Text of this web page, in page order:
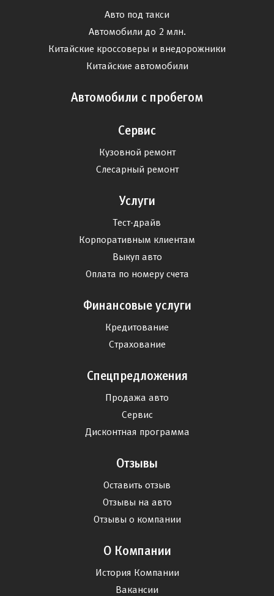
Авто под такси
Автомобили до 2 млн.
Китайские кроссоверы и внедорожники
Китайские автомобили
Автомобили с пробегом
Сервис
Кузовной ремонт
Слесарный ремонт
Услуги
Тест-драйв
Корпоративным клиентам
Выкуп авто
Оплата по номеру счета
Финансовые услуги
Кредитование
Страхование
Спецпредложения
Продажа авто
Сервис
Дисконтная программа
Отзывы
Оставить отзыв
Отзывы на авто
Отзывы о компании
О Компании
История Компании
Вакансии